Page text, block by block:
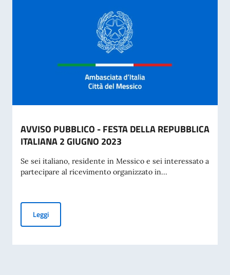
AVVISO PUBBLICO - FESTA DELLA REPUBBLICA
ITALIANA 2 GIUGNO 2023
Se sei italiano, residente in Messico e sei interessato a
partecipare al ricevimento organizzato in...
LeggiAVVISO PUBBLICO - FESTA DELLA REPUBBLICA ITALIANA